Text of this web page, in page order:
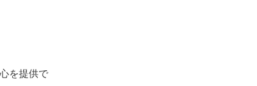
を提供で